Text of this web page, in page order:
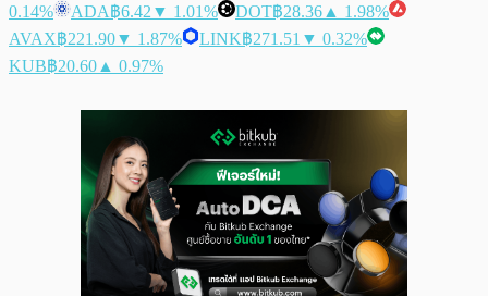
0.14%
ADA฿6.42 ▼ 1.01% DOT฿28.36 ▲ 1.98%
AVAX฿221.90▼ 1.87% LINK฿271.51 ▼ 0.32%
KUB฿20.60 ▲ 0.97%